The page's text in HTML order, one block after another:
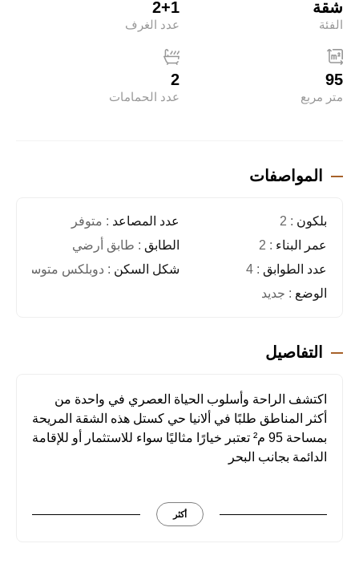
شقة
الفئة
2+1
عدد الغرف
95
متر مربع
2
عدد الحمامات
المواصفات
بلكون : 2 عدد المصاعد : متوفر
عمر البناء : 2 الطابق : طابق أرضي
عدد الطوابق : 4 شكل السكن : دوبلكس متوسط
الوضع : جديد
التفاصيل
اكتشف الراحة وأسلوب الحياة العصري في واحدة من
أكثر المناطق طلبًا في ألانيا حي كستل هذه الشقة المريحة
بمساحة 95 م² تعتبر خيارًا مثاليًا سواء للاستثمار أو للإقامة
الدائمة بجانب البحر
مفتوح وحمامين وبلكونتين كما أن المجمع السكني يوفر
أكثر